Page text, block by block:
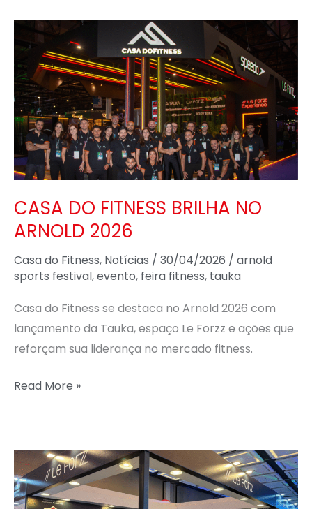
CASA DO FITNESS BRILHA NO
ARNOLD 2026
Casa do Fitness, Notícias / 30/04/2026 / arnold
sports festival,evento, feira fitness, tauka
Casa do Fitness se destaca no Arnold 2026 com
lançamento da Tauka, espaço Le Forzz e ações que
reforçam sua liderança no mercado fitness.
CASA
DO
FITNESS
BRILHA
NO
ARNOLD
2026
Read More »
LE
FORZZ
NA